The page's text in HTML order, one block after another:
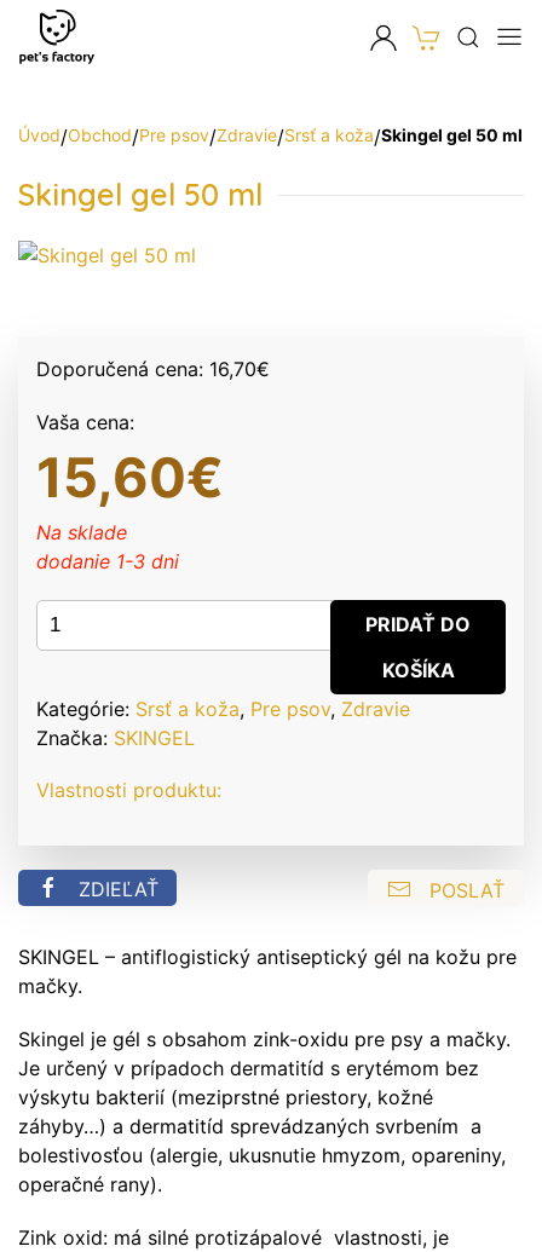
Úvod/Obchod/Pre psov/Zdravie/Srsť a koža/Skingel gel 50 ml
Skingel gel 50 ml
Doporučená cena: 16,70€
Vaša cena:
15,60€
Na sklade
dodanie 1-3 dni
množstvo
Skingel
50
ml
PRIDAŤ DO
KOŠÍKA
Kategórie: Srsť a koža, Pre psov, Zdravie
Značka: SKINGEL
Vlastnosti produktu:
ZDIEĽAŤ POSLAŤ
SKINGEL – antiflogistický antiseptický gél na kožu pre
mačky.
Skingel je gél s obsahom zink-oxidu pre psy a mačky.
Je určený v prípadoch dermatitíd s erytémom bez
výskytu bakterií (meziprstné priestory, kožné
záhyby…) a dermatitíd sprevádzaných svrbením a
bolestivosťou (alergie, ukusnutie hmyzom, opareniny,
operačné rany).
Zink oxid: má silné protizápalové vlastnosti, je